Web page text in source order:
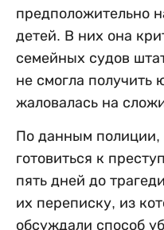
предположительно
детей. В них она
семейных судов
не смогла
жаловалась на
По данным
готовиться к
пять дней до
их переписку, из
обсуждали способ